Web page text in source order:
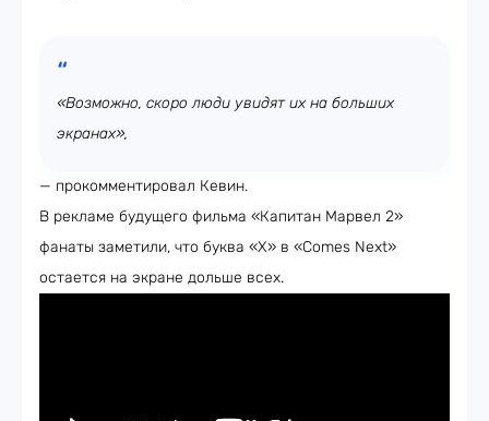
«Возможно, скоро люди увидят их на больших
экранах»,
— прокомментировал Кевин.
В рекламе будущего фильма «Капитан Марвел 2»
фанаты заметили, что буква «X» в «Comes Next»
остается на экране дольше всех.